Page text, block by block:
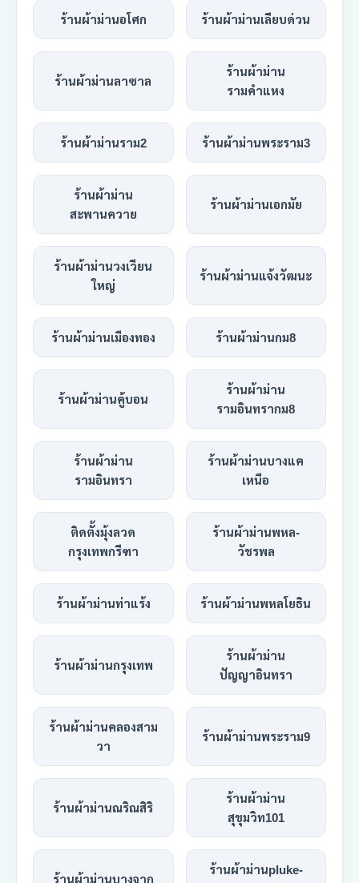
ร้านผ้าม่านอโศก ร้านผ้าม่านเลียบด่วน
ร้านผ้าม่านลาซาล
ร้านผ้าม่าน
รามคำแหง
ร้านผ้าม่านราม2 ร้านผ้าม่านพระราม3
ร้านผ้าม่าน
สะพานควาย
ร้านผ้าม่านเอกมัย
ร้านผ้าม่านวงเวียน
ใหญ่
ร้านผ้าม่านแจ้งวัฒนะ
ร้านผ้าม่านเมืองทอง ร้านผ้าม่านกม8
ร้านผ้าม่านคู้บอน
ร้านผ้าม่าน
รามอินทรากม8
ร้านผ้าม่าน
รามอินทรา
ร้านผ้าม่านบางแค
เหนือ
ติดตั้งมุ้งลวด
กรุงเทพกรีฑา
ร้านผ้าม่านพหล-
วัชรพล
ร้านผ้าม่านท่าแร้ง ร้านผ้าม่านพหลโยธิน
ร้านผ้าม่านกรุงเทพ
ร้านผ้าม่าน
ปัญญาอินทรา
ร้านผ้าม่านคลองสาม
วา
ร้านผ้าม่านพระราม9
ร้านผ้าม่านณริณสิริ
ร้านผ้าม่าน
สุขุมวิท101
ร้านผ้าม่านบางจาก
ร้านผ้าม่านpluke-